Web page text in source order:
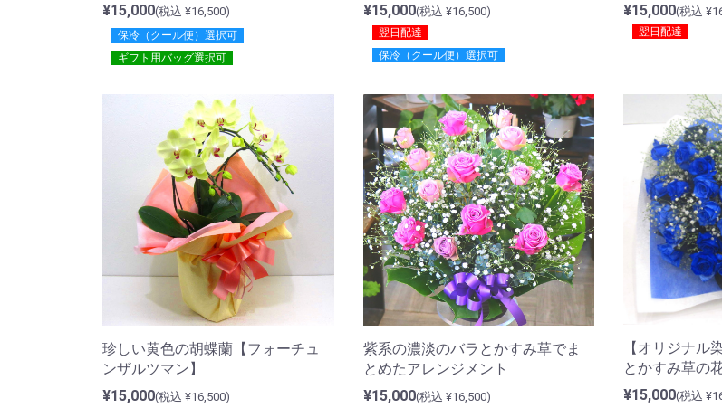
¥15,000(税込 ¥16,500)
保冷（クール便）選択可
ギフト用バッグ選択可
¥15,000(税込 ¥16,500)
翌日配達
保冷（クール便）選択可
¥15,000(税込
翌日配達
珍しい黄色の胡蝶蘭【フォーチュ
ンザルツマン】
¥15,000(税込 ¥16,500)
紫系の濃淡のバラとかすみ草でま
とめたアレンジメント
¥15,000(税込 ¥16,500)
【オリジナル
とかすみ草の
¥15,000(税込